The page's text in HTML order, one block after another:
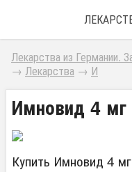
Лекарства из Германии.
→ Лекарства → И
Имновид 4 мг
Купить Имновид 4 мг